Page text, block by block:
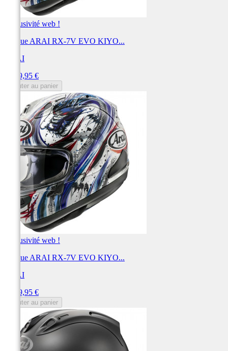
Exclusivité web !
Casque ARAI RX-7V EVO KIYO...
ARAI
1 099,95 €
Ajouter au panier
Exclusivité web !
Casque ARAI RX-7V EVO KIYO...
ARAI
1 099,95 €
Ajouter au panier